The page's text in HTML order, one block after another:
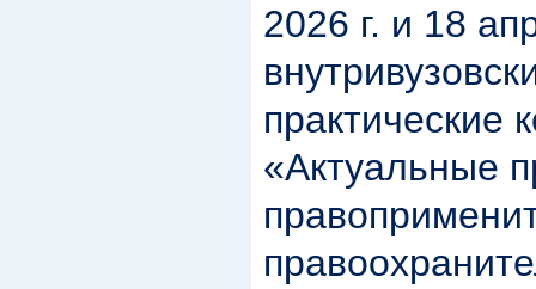
2026 г. и 18
практические
«Актуальные